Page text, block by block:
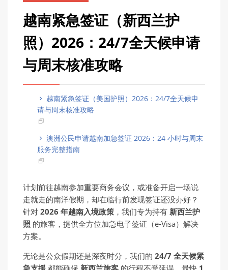
越南紧急签证（新西兰护
照）2026：24/7全天候申请
与周末核准攻略
越南紧急签证（美国护照）2026：24/7全天候申
请与周末核准攻略
澳洲公民申请越南加急签证 2026：24 小时与周末
服务完整指南
计划前往越南参加重要商务会议，或准备开启一场说
走就走的南洋假期，却在临行前发现签证还没办好？
针对2026 年越南入境政策 ，我们专为持有新西兰护
照 的旅客，提供全方位加急电子签证（e-Visa）解决
方案。
无论是公众假期还是深夜时分，我们的 24/7 全天候紧